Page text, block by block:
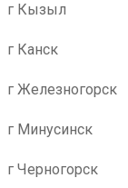
г Кызыл
г Канск
г Железногорск
г Минусинск
г Черногорск